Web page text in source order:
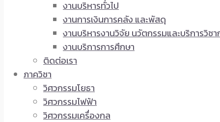
งานบริหารทั่วไป
งานการเงินการคลัง และพัสดุ
งานบริหารงานวิจัย นวัตกรรมและบริการวิชา
งานบริการการศึกษา
ติดต่อเรา
ภาควิชา
วิศวกรรมโยธา
วิศวกรรมไฟฟ้า
วิศวกรรมเครื่องกล